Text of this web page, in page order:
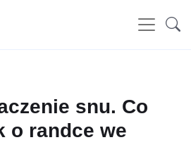
snu. Co
o randce we